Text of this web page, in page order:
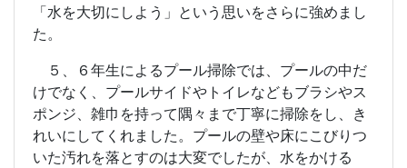
「水を大切にしよう」という思いをさらに強めまし
た。
５、６年生によるプール掃除では、プールの中だ
けでなく、プールサイドやトイレなどもブラシやス
ポンジ、雑巾を持って隅々まで丁寧に掃除をし、き
れいにしてくれました。プールの壁や床にこびりつ
いた汚れを落とすのは大変でしたが、水をかける